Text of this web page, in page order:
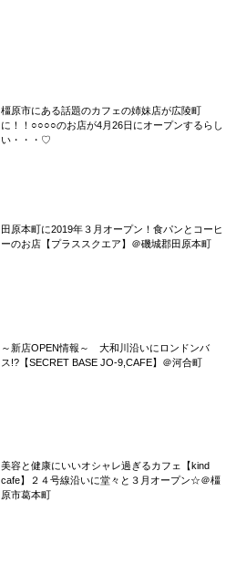
橿原市にある話題のカフェの姉妹店が広陵町
に！！○○○○のお店が4月26日にオープンするらし
い・・・♡
田原本町に2019年３月オープン！食パンとコーヒ
ーのお店【プラススクエア】＠磯城郡田原本町
～新店OPEN情報～ 大和川沿いにロンドンバ
ス!?【SECRET BASE JO-9,CAFE】＠河合町
美容と健康にいいオシャレ過ぎるカフェ【kind
cafe】２４号線沿いに堂々と３月オープン☆＠橿
原市葛本町